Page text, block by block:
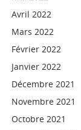
Avril 2022
Mars 2022
Février 2022
Janvier 2022
Décembre 2021
Novembre 2021
Octobre 2021